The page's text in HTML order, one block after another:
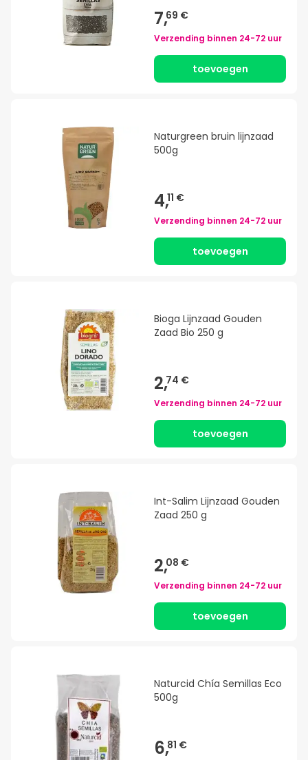
7,69 €
Verzending binnen 24-72 uur
toevoegen
Naturgreen bruin lijnzaad
500g
4,11 €
Verzending binnen 24-72 uur
toevoegen
Bioga Lijnzaad Gouden
Zaad Bio 250 g
2,74 €
Verzending binnen 24-72 uur
toevoegen
Int-Salim Lijnzaad Gouden
Zaad 250 g
2,08 €
Verzending binnen 24-72 uur
toevoegen
Naturcid Chía Semillas Eco
500g
6,81 €